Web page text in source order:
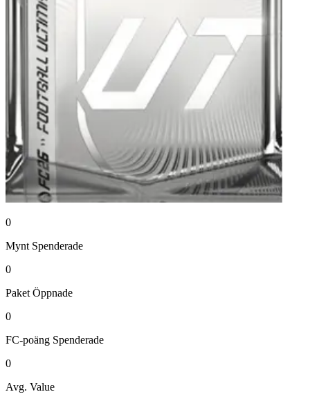
0
Mynt Spenderade
0
Paket Öppnade
0
FC-poäng Spenderade
0
Avg. Value